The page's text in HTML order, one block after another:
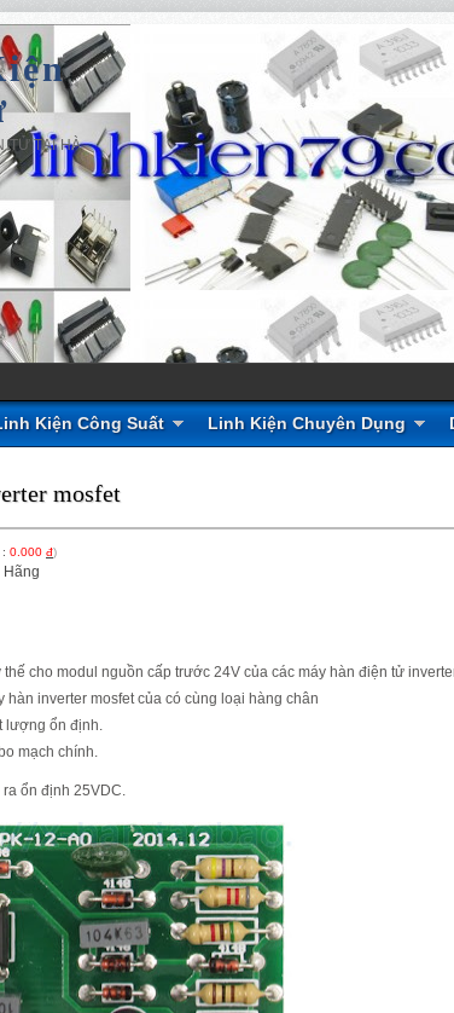
TỬ TẠI HÀ
Kiện Công Suất Linh Kiện Chuyên Dụng
mosfet
0.000 đ)
Hãng
cho modul nguồn cấp trước 24V của các máy hàn điện tử
inverter mosfet của có cùng loại hàng chân
lượng ổn định.
mạch chính.
ổn định 25VDC.